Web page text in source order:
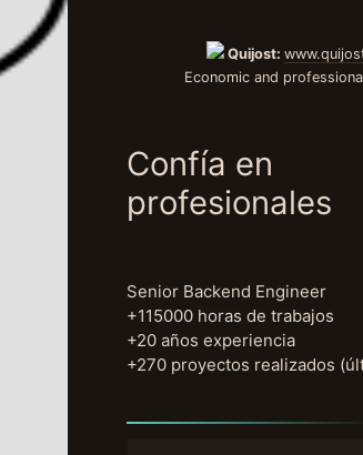
Quijost:
Economic and
Confía en
profesionales
Senior Backend Engineer
+115000 horas de trabajos
+20 años experiencia
+270 proyectos realizados